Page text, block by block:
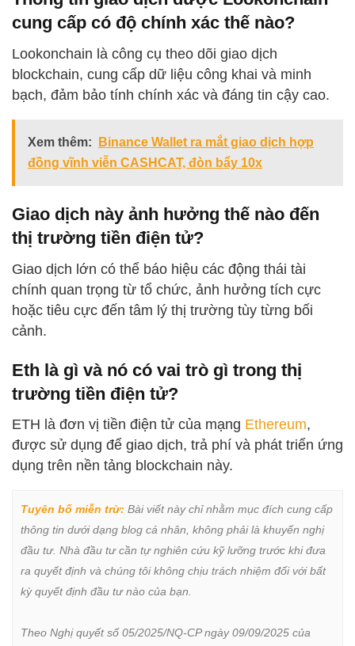
cung cấp có độ chính xác thế nào?
Lookonchain là công cụ theo dõi giao dịch
blockchain, cung cấp dữ liệu công khai và minh
bạch, đảm bảo tính chính xác và đáng tin cậy cao.
Xem thêm:
Binance Wallet ra mắt giao dịch hợp
đồng vĩnh viễn CASHCAT, đòn bẩy 10x
Giao dịch này ảnh hưởng thế nào đến
thị trường tiền điện tử?
Giao dịch lớn có thể báo hiệu các động thái tài
chính quan trọng từ tổ chức, ảnh hưởng tích cực
hoặc tiêu cực đến tâm lý thị trường tùy từng bối
cảnh.
Eth là gì và nó có vai trò gì trong thị
trường tiền điện tử?
ETH là đơn vị tiền điện tử của mạng Ethereum,
được sử dụng để giao dịch, trả phí và phát triển ứng
dụng trên nền tảng blockchain này.
Tuyên bố miễn trừ: Bài viết này chỉ nhằm mục đích cung cấp
thông tin dưới dạng blog cá nhân, không phải là khuyến nghị
đầu tư. Nhà đầu tư cần tự nghiên cứu kỹ lưỡng trước khi đưa
ra quyết định và chúng tôi không chịu trách nhiệm đối với bất
kỳ quyết định đầu tư nào của bạn.
Theo Nghị quyết số 05/2025/NQ-CP ngày 09/09/2025 của